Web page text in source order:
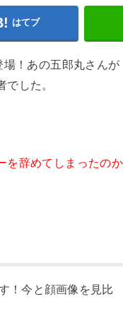
はてブ
！あの五郎丸さん
した。
を辞めてしまったのか
！今と顔画像を見比